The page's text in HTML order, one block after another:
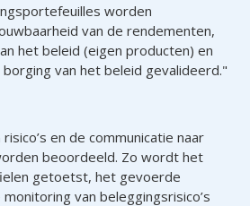
worden
van de rendementen,
het beleid (eigen producten) en
van het beleid gevalideerd."
en de communicatie naar
beoordeeld. Zo wordt het
getoetst, het gevoerde
van beleggingsrisico’s